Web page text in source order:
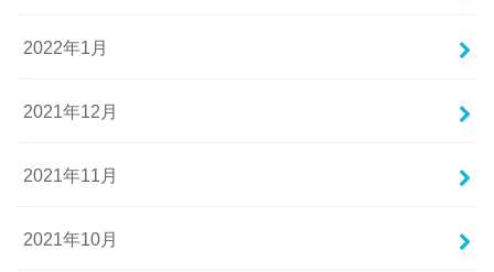
2022年1月
2021年12月
2021年11月
2021年10月